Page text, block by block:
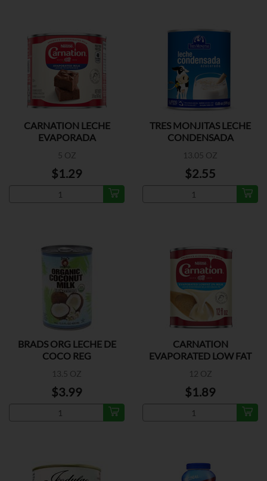
CARNATION LECHE
EVAPORADA
5 OZ
$1.29
TRES MONJITAS LECHE
CONDENSADA
13.05 OZ
$2.55
BRADS ORG LECHE DE
COCO REG
13.5 OZ
$3.99
CARNATION
EVAPORATED LOW FAT
12 OZ
$1.89